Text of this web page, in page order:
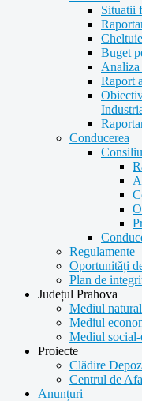
Situatii
Buget
Raport
Conducerea
Regulamente
Oportunități
Plan de
Județul Prahova
Mediul natural
Mediul
Mediul social-
Proiecte
Clădire
Centrul de
Anunțuri